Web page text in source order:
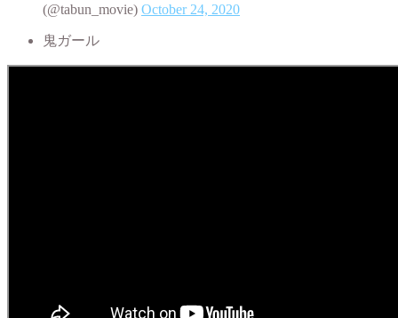
(@tabun_movie) October 24, 2020
鬼ガール